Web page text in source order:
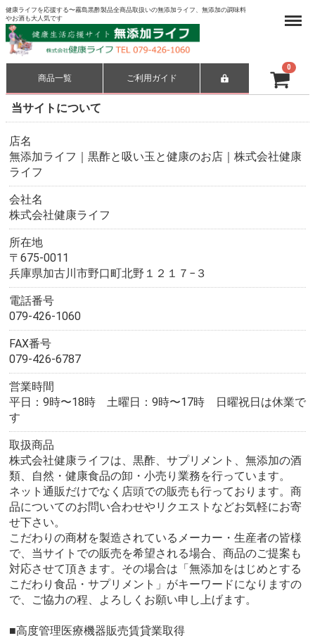
健康ライフを応援する〜霧島黒酢製品全商品取扱いの無添加ライフ、無添加の調味料
やお酒も大人気です
商品一覧 ご利用ガイド
Menu
当サイトについて
店名
無添加ライフ｜黒酢と吸い玉と健康のお店｜株式会社健康
ライフ
会社名
株式会社健康ライフ
所在地
〒675-0011
兵庫県加古川市野口町北野１２１７−３
電話番号
079-426-1060
FAX番号
079-426-6787
営業時間
平日：9時〜18時 土曜日：9時〜17時 日曜祝日は休業で
す
取扱商品
株式会社健康ライフは、黒酢、サプリメント、無添加の酒
類、自然・健康食品の卸・小売り業務を行っています。
ネット通販だけでなく店頭での販売も行っております。商
品についてのお問い合わせやリクエストなどお気軽にお寄
せ下さい。
こだわりの商材を製造されているメーカー・生産者の皆様
で、当サイトでの販売を希望される場合、商品のご提案も
対応させて頂きます。その場合は「無添加をはじめとする
こだわり食品・サプリメント」がキーワードになりますの
で、ご協力の程、よろしくお願い申し上げます。
■高度管理医療機器販売賃貸業取得
0